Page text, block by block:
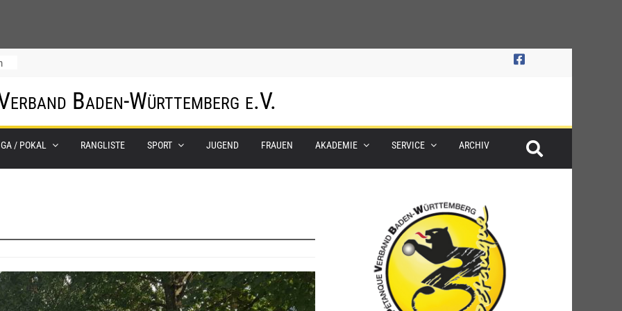
Baden-Württemberg e.V.
/ POKAL RANGLISTE SPORT JUGEND FRAUEN AKADEMIE SERVICE ARCHIV